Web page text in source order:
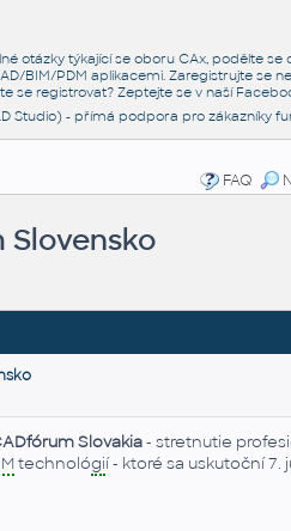
otázky týkající se oboru CAx, podělte
BIM/PDM aplikacemi. Zaregistrujte se
se registrovat? Zeptejte se v naší
Studio) - přímá podpora pro zákazníky
FAQ
Slovakia- stretnutie
technológií - ktoré sa uskutoční 7.